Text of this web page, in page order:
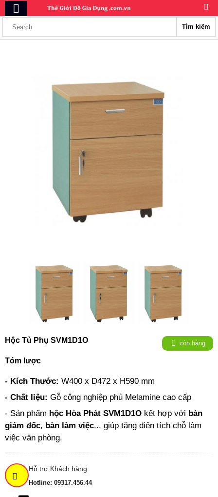
Tìm kiếm
Hộc Tủ Phụ SVM1D1O còn hàng
Tóm lược
- Kích Thước: W400 x D472 x H590 mm
- Chất liệu: Gỗ công nghiệp phủ Melamine cao cấp
- Sản phẩm hộc Hòa Phát SVM1D1O kết hợp với bàn
giám đốc, bàn làm việc... giúp tăng diện tích chỗ làm
việc văn phòng.
Hỗ trợ Khách hàng
Hotline: 09317.456.44